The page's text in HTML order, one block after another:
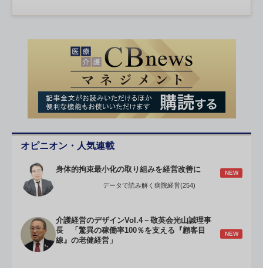
オピニオン・人気連載
身体的拘束最小化の取り組みを経営改善に NEW
データで読み解く病院経営(254)
介護経営のデザインVol.4－敬英会光山誠理事
長 「驚異の稼働率100％を支える『顧客目
線』の老健経営」
NEW